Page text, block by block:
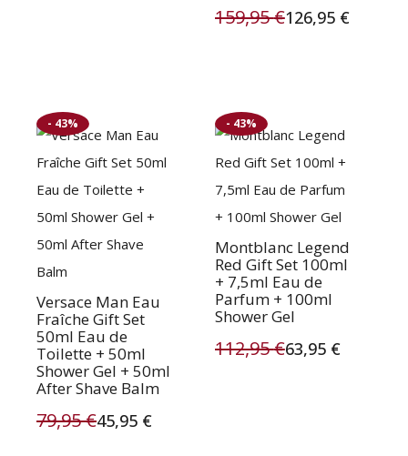
159,95€
Oorspronkelijke
159,95 €.
126,95 €
Huidige
126,95 €.
- 43%
Versace Man Eau
Fraîche Gift Set
50ml Eau de
Toilette + 50ml
Shower Gel + 50ml
After Shave Balm
79,95€
Oorspronkelijke
45,95 €
Huidige
- 43%
Montblanc Legend
Red Gift Set 100ml
+ 7,5ml Eau de
Parfum + 100ml
Shower Gel
112,95€
Oorspronkelijke
63,95 €
Huidige